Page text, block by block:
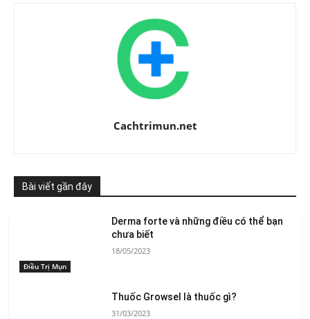
Cachtrimun.net
Bài viết gần đây
Điều Trị Mụn
Derma forte và những điều có thể bạn
chưa biết
18/05/2023
Thuốc Growsel là thuốc gì?
31/03/2023